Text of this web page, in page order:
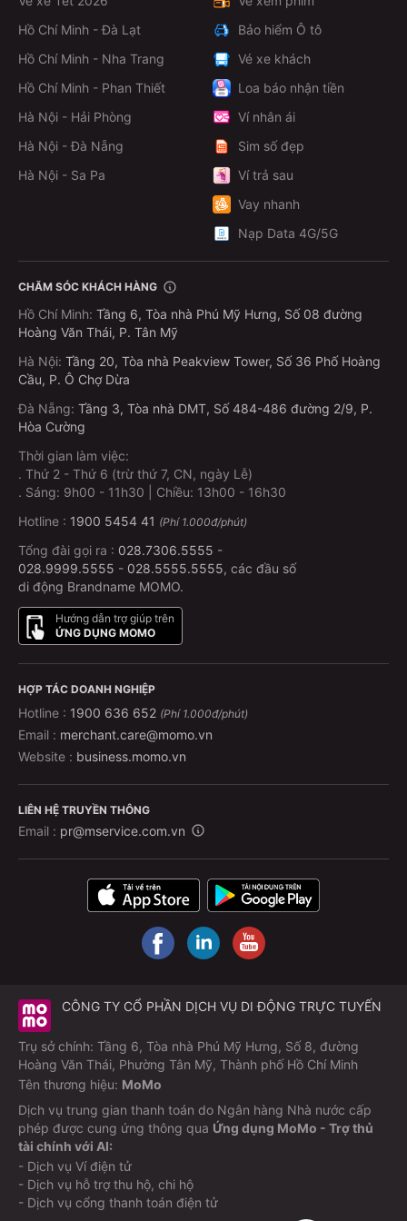
Cam kết chất lượng: đúng giờ, giá niêm yết rõ ràng,
không phát sinh phí, đảm bảo an toàn hành khách
FAQ – Câu hỏi thường gặp
Hướng Dẫn Cách Đặt Vé Xe Khách Trên
MoMo
Bạn đang tìm cách đặt vé xe khách online nhanh chóng,
tiện lợi và không cần phải ra bến? Ứng dụng MoMo là
giản, bạn đã có thể đặt vé xe, thanh toán dễ dàng và
được hỗ trợ tận tình trong suốt hành trình.
Chỉ cần điện thoại có kết nối internet, bạn có thể đặt vé
xe mọi lúc, mọi nơi:
Bước 1: Mở ứng dụng MoMo
Tìm kiếm từ khóa “Vé xe khách” trên thanh tìm kiếm
Hoặc vào mục “Du lịch - Đi lại” và chọn “Vé xe khách”
website MoMo
Bước 2: Nhập thông tin hành trình
Bước 3: Xác nhận và thanh toán
Kiểm tra lại thông tin
Thanh toán trực tiếp trên app MoMo chỉ trong vài
Không cần xếp hàng – Không lo hết vé – Có vé ngay
trên điện thoại!
Tôi có thể hủy hoặc đổi vé không?
Với MoMo, bạn có thể yên tâm thay đổi kế hoạch nhờ
chính sách hủy/đổi vé rõ ràng:
Quý khách cần hỗ trợ đổi hoặc hủy vé? Gọi ngay tổng
1900 54 54 41(1.000đ/phút).
Xe có đón/trả khách dọc đường không?
Bến xe Miền Tây (TP.HCM)
Văn phòng & bến xe Sóc Trăng
Bến xe Phụng Hiệp và Ngã Bảy (Hậu Giang)
Không dừng đón khách dọc đường, đảm bảo đúng lộ
trình và an toàn.
Xe thuộc loại nào? Có gì đặc biệt?
Xe phục vụ gồm:
Hồ Chí Minh - Đà Lạt
Hồ Chí Minh - Nha Trang
Hồ Chí Minh - Phan Thiết
Hà Nội - Hải Phòng
Hà Nội - Đà Nẵng
Hà Nội - Sa Pa
Bảo hiểm Ô tô
Vé xe khách
Loa báo nhận tiền
Ví nhân ái
Sim số đẹp
Ví trả sau
Vay nhanh
Nạp Data 4G/5G
CHĂM SÓC KHÁCH HÀNG
Hồ Chí Minh: Tầng 6, Tòa nhà Phú Mỹ Hưng, Số 08 đường
Hoàng Văn Thái, P. Tân Mỹ
Hà Nội: Tầng 20, Tòa nhà Peakview Tower, Số 36 Phố Hoàng
Cầu, P. Ô Chợ Dừa
Đà Nẵng: Tầng 3, Tòa nhà DMT, Số 484-486 đường 2/9, P.
Hòa Cường
Thời gian làm việc:
. Thứ 2 - Thứ 6 (trừ thứ 7, CN, ngày Lễ)
. Sáng: 9h00 - 11h30 | Chiều: 13h00 - 16h30
Hotline : 1900 5454 41 (Phí 1.000đ/phút)
Tổng đài gọi ra : 028.7306.5555 -
028.9999.5555 - 028.5555.5555, các đầu số
di động Brandname MOMO.
Hướng dẫn trợ giúp trên
ỨNG DỤNG MOMO
HỢP TÁC DOANH NGHIỆP
Hotline : 1900 636 652 (Phí 1.000đ/phút)
Email : merchant.care@momo.vn
Website : business.momo.vn
LIÊN HỆ TRUYỀN THÔNG
Email : pr@mservice.com.vn
CÔNG TY CỔ PHẦN DỊCH VỤ DI ĐỘNG TRỰC TUYẾN
Trụ sở chính: Tầng 6, Tòa nhà Phú Mỹ Hưng, Số 8, đường
Hoàng Văn Thái, Phường Tân Mỹ, Thành phố Hồ Chí Minh
Tên thương hiệu: MoMo
Dịch vụ trung gian thanh toán do Ngân hàng Nhà nước cấp
phép được cung ứng thông qua Ứng dụng MoMo - Trợ thủ
tài chính với AI:
- Dịch vụ Ví điện tử
- Dịch vụ hỗ trợ thu hộ, chi hộ
- Dịch vụ cổng thanh toán điện tử